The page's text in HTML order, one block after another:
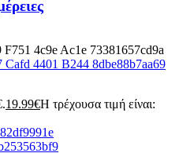
19.99€Η τρέχουσα τιμή είναι: